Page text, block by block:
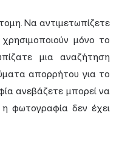
Να αντιμετωπίζετε
μόνο το
μια αναζήτηση
απορρήτου για το
ανεβάζετε μπορεί να
η φωτογραφία δεν έχει